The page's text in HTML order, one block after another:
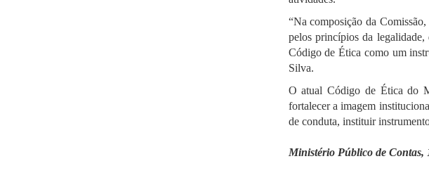
“Na composição da
pelos princípios da
Código de Ética como um
Silva.
O atual Código de Ética do
fortalecer a imagem
de conduta, instituir
Ministério Público de Contas,